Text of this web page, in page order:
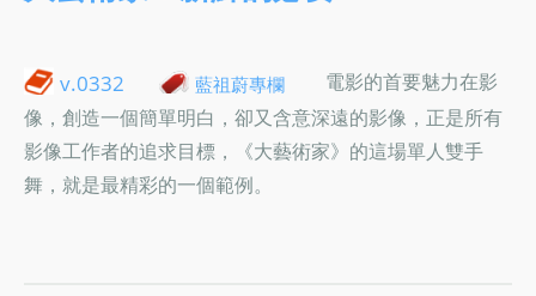
v.0332 藍祖蔚專欄
電影的首要魅力在影
像，創造一個簡單明白，卻又含意深遠的影像，正是所有
影像工作者的追求目標，《大藝術家》的這場單人雙手
舞，就是最精彩的一個範例。